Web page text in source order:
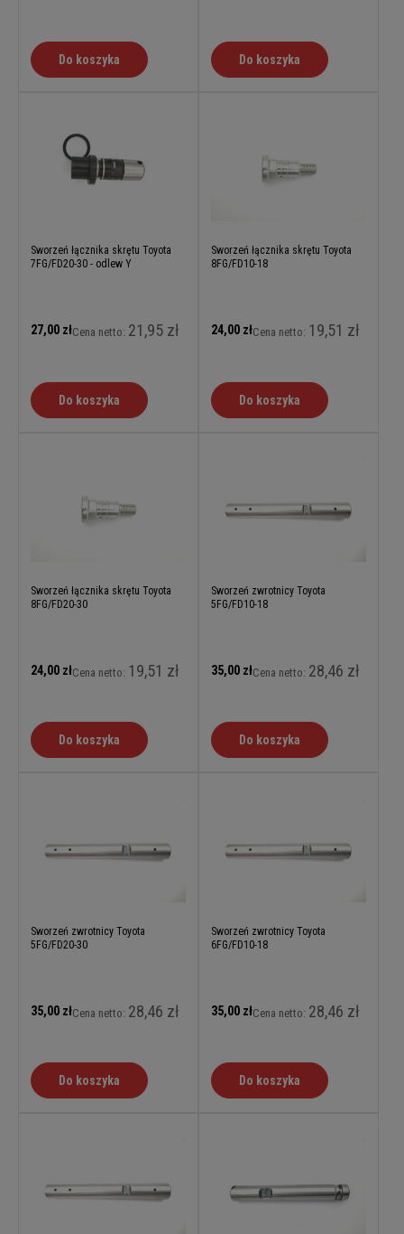
Do koszyka Do koszyka
Sworzeń łącznika skrętu Toyota
7FG/FD20-30 - odlew Y
27,00 złCena netto: 21,95 zł
Do koszyka
Sworzeń łącznika skrętu Toyota
8FG/FD10-18
24,00 złCena netto: 19,51 zł
Do koszyka
Sworzeń łącznika skrętu Toyota
8FG/FD20-30
24,00 złCena netto: 19,51 zł
Do koszyka
Sworzeń zwrotnicy Toyota
5FG/FD10-18
35,00 złCena netto: 28,46 zł
Do koszyka
Sworzeń zwrotnicy Toyota
5FG/FD20-30
35,00 złCena netto: 28,46 zł
Do koszyka
Sworzeń zwrotnicy Toyota
6FG/FD10-18
35,00 złCena netto: 28,46 zł
Do koszyka